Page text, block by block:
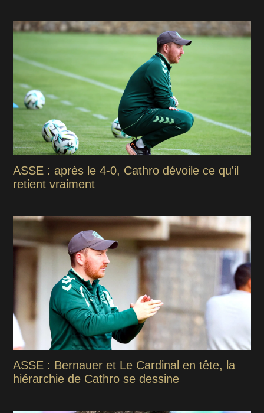
ASSE : après le 4-0, Cathro dévoile ce qu'il
retient vraiment
ASSE : Bernauer et Le Cardinal en tête, la
hiérarchie de Cathro se dessine